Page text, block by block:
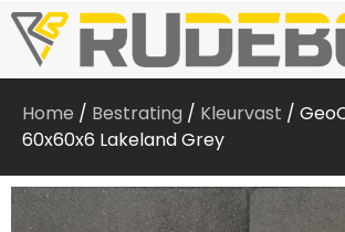
Home / Bestrating / Kleurvast /
60x60x6 Lakeland Grey